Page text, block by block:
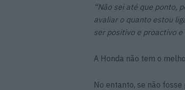
“Não sei até que ponto,
avaliar o quanto estou
ser positivo e proactivo
A Honda não tem o
No entanto, se não